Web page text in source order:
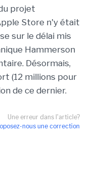
projet
Store n'y était
sur le délai mis
Hammerson
Désormais,
(12 millions pour
de ce dernier.
Une erreur dans l'article?
nous une correction